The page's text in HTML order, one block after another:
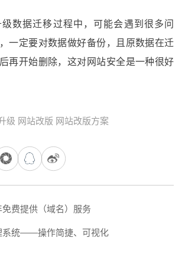
据迁移过程中，可能会遇到很多问
一定要对数据做好备份，且原数据在迁
再开始删除，这对网站安全是一种很好
级 网站改版 网站改版方案
免费提供（域名）服务
系统——操作简捷、可视化